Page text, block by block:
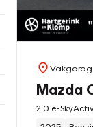
Mazda
2.0 e-